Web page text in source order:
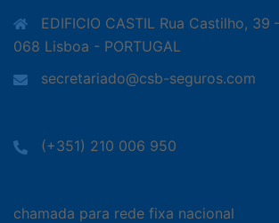
EDIFICIO CASTIL Rua Castilho, 39
068 Lisboa - PORTUGAL
secretariado@csb-seguros.com
(+351) 210 006 950
chamada para rede fixa nacional